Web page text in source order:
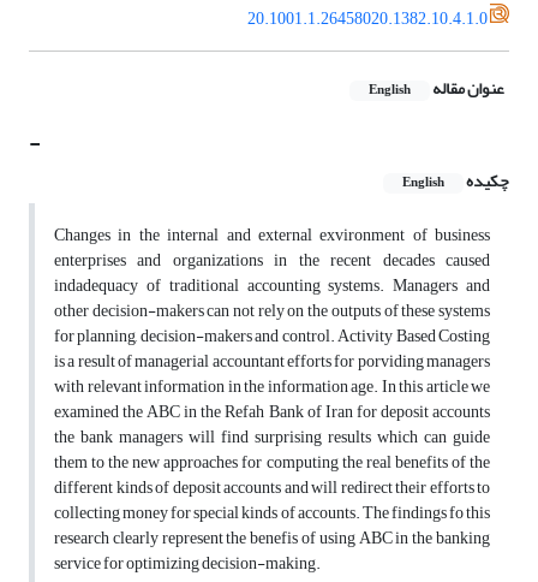
20.1001.1.26458020.1382.10.4.1.0
عنوان مقاله English
-
چکیده English
Changes in the internal and external exvironment of business
enterprises and organizations in the recent decades caused
indadequacy of traditional accounting systems. Managers and
other decision-makers can not rely on the outputs of these systems
for planning, decision-makers and control. Activity Based Costing
is a result of managerial accountant efforts for porviding managers
with relevant information in the information age. In this article we
examined the ABC in the Refah Bank of Iran for deposit accounts
the bank managers will find surprising results which can guide
them to the new approaches for computing the real benefits of the
different kinds of deposit accounts and will redirect their efforts to
collecting money for special kinds of accounts. The findings fo this
research clearly represent the benefis of using ABC in the banking
service for optimizing decision-making.